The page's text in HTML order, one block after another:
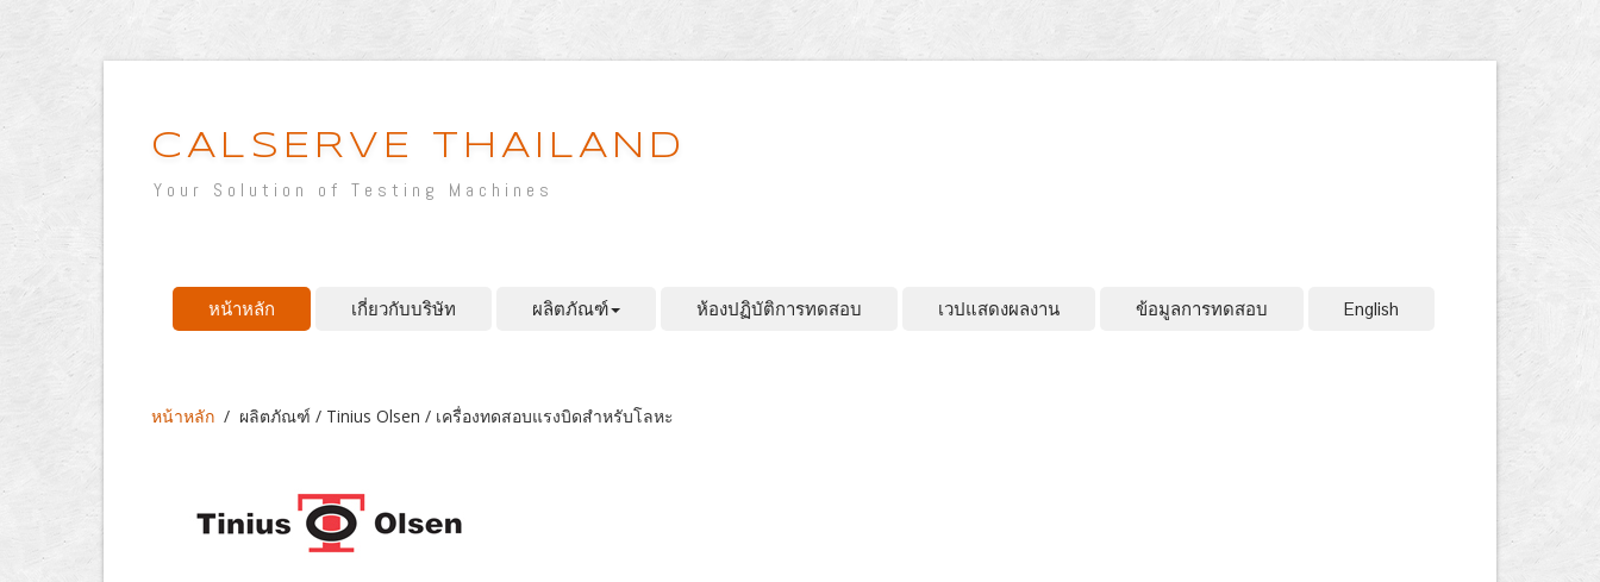
CALSERVE THAILAND
Your Solution of Testing Machines
หน้าหลัก เกี่ยวกับบริษัท ผลิตภัณฑ์ ห้องปฏิบัติการทดสอบ เวปแสดงผลงาน ข้อมูลการทดสอบ English
หน้าหลัก / ผลิตภัณฑ์ / Tinius Olsen / เครื่องทดสอบแรงบิดสำหรับโลหะ